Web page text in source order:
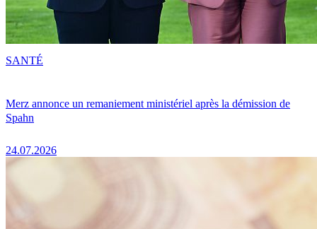
Merz annonce un remaniement ministériel après la démission de
Spahn
24.07.2026
SANTÉ